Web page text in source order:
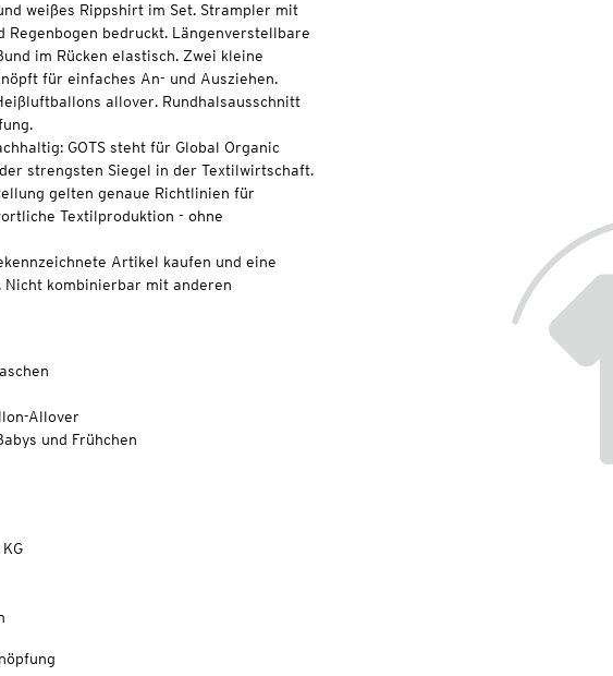
weißes Rippshirt im Set. Strampler mit
Regenbogen bedruckt. Längenverstellbare
im Rücken elastisch. Zwei kleine
für einfaches An- und Ausziehen.
allover. Rundhalsausschnitt
GOTS steht für Global Organic
strengsten Siegel in der Textilwirtschaft.
gelten genaue Richtlinien für
Textilproduktion - ohne
Artikel kaufen und eine
kombinierbar mit anderen
Allover
und Frühchen